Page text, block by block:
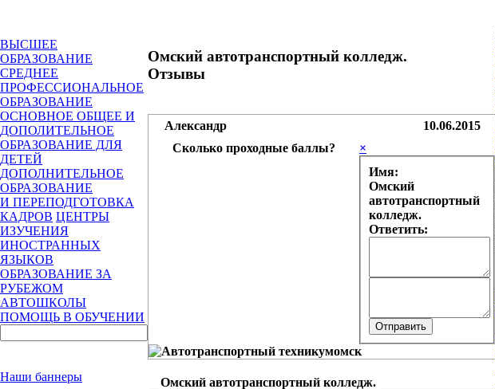
ВЫСШЕЕ
ОБРАЗОВАНИЕ
СРЕДНЕЕ
ПРОФЕССИОНАЛЬНОЕ
ОБРАЗОВАНИЕ
ОСНОВНОЕ ОБЩЕЕ И
ДОПОЛИТЕЛЬНОЕ
ОБРАЗОВАНИЕ ДЛЯ
ДЕТЕЙ
ДОПОЛНИТЕЛЬНОЕ
ОБРАЗОВАНИЕ
И ПЕРЕПОДГОТОВКА
КАДРОВ ЦЕНТРЫ
ИЗУЧЕНИЯ
ИНОСТРАННЫХ
ЯЗЫКОВ
ОБРАЗОВАНИЕ ЗА
РУБЕЖОМ
АВТОШКОЛЫ
ПОМОЩЬ В ОБУЧЕНИИ
Наши баннеры
Омский автотранспортный колледж.
Отзывы
Александр
10.06.2015
Сколько проходные баллы?
×
Имя:
Омский
автотранспортный
колледж.
Ответить:
Омский автотранспортный колледж.